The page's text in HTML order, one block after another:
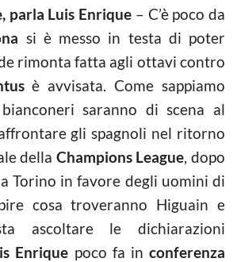
parla Luis Enrique – C’è poco da
si è messo in testa di poter
rimonta fatta agli ottavi contro
è avvisata. Come sappiamo
saranno di scena al
gli spagnoli nel ritorno
della Champions League, dopo
Torino in favore degli uomini di
cosa troveranno Higuain e
ascoltare le dichiarazioni
Enrique poco fa inconferenza